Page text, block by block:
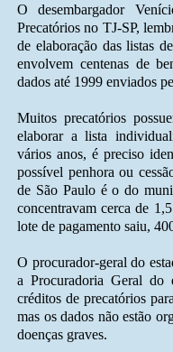
O desembargador
Precatórios no TJ-SP,
de elaboração das listas
envolvem centenas de
dados até 1999 enviados
Muitos precatórios
elaborar a lista
vários anos, é preciso
possível penhora ou
de São Paulo é o do
concentravam cerca de
lote de pagamento saiu,
O procurador-geral do
a Procuradoria Geral do
créditos de precatórios
mas os dados não estão
doenças graves.